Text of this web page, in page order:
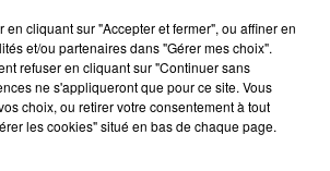
en cliquant sur "Accepter et fermer", ou affiner en
et/ou partenaires dans "Gérer mes choix".
refuser en cliquant sur "Continuer sans
ne s'appliqueront que pour ce site. Vous
choix, ou retirer votre consentement à tout
les cookies" situé en bas de chaque page.